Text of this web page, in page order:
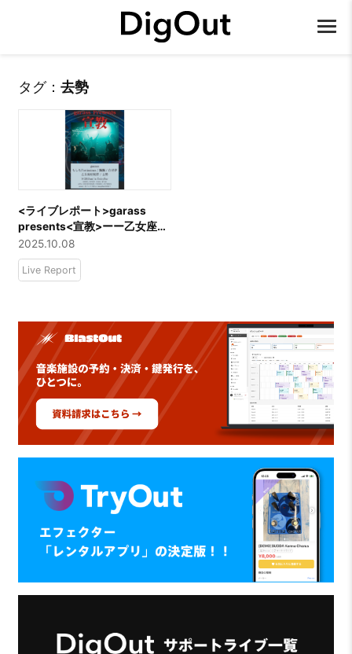
タグ： 去勢
<ライブレポート>garass
presents<宣教>ーー乙女座症
候群／飄飄／白昼夢／もしも
Fortissimo／去勢／garass
2025.10.08
Live Report